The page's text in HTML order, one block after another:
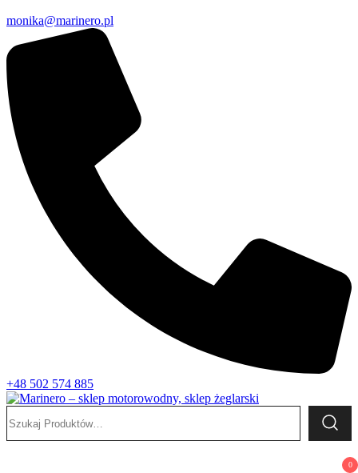
monika@marinero.pl
+48 502 574 885
Marinero – sklep motorowodny, sklep żeglarski
Sklep motorowodny, Sklep żeglarski, części do silników,
wyposażenie łodzi motorowych, elektronika morska
0